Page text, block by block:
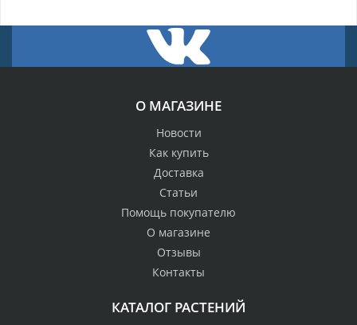
О МАГАЗИНЕ
Новости
Как купить
Доставка
Статьи
Помощь покупателю
О магазине
Отзывы
Контакты
КАТАЛОГ РАСТЕНИЙ